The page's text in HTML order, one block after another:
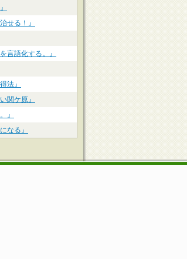
せる！』
言語化する。』
法』
関ケ原』
』
なる』